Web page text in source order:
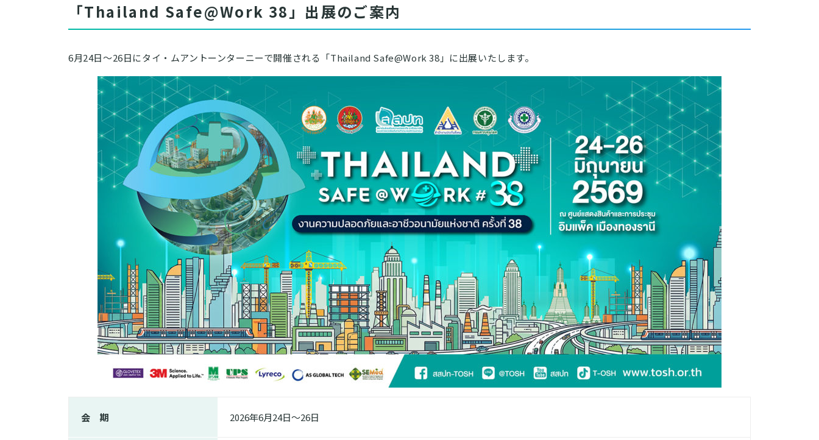
「Thailand Safe@Work 38」出展のご案内
6月24日〜26日にタイ・ムアントーンターニーで開催される「Thailand Safe@Work 38」に出展いたします。
会 期 2026年6月24日〜26日